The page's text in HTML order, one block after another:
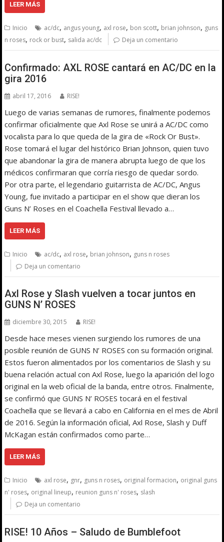
LEER MÁS
Inicio ac/dc, angus young, axl rose, bon scott, brian johnson, guns
n roses, rock or bust, salida ac/dc Deja un comentario
Confirmado: AXL ROSE cantará en AC/DC en la
gira 2016
abril 17, 2016 RISE!
Luego de varias semanas de rumores, finalmente podemos
confirmar oficialmente que Axl Rose se unirá a AC/DC como
vocalista para lo que queda de la gira de «Rock Or Bust».
Rose tomará el lugar del histórico Brian Johnson, quien tuvo
que abandonar la gira de manera abrupta luego de que los
médicos confirmaran que corría riesgo de quedar sordo.
Por otra parte, el legendario guitarrista de AC/DC, Angus
Young, fue invitado a participar en el show que dieran los
Guns N’ Roses en el Coachella Festival llevado a…
LEER MÁS
Inicio ac/dc, axl rose, brian johnson, guns n roses
Deja un comentario
Axl Rose y Slash vuelven a tocar juntos en
GUNS N’ ROSES
diciembre 30, 2015 RISE!
Desde hace meses vienen surgiendo los rumores de una
posible reunión de GUNS N’ ROSES con su formación original.
Estos fueron alimentados por los comentarios de Slash y su
buena relación actual con Axl Rose, luego la aparición del logo
original en la web oficial de la banda, entre otros. Finalmente,
se confirmó que GUNS N’ ROSES tocará en el festival
Coachella que se llevará a cabo en California en el mes de Abril
de 2016. Según la información oficial, Axl Rose, Slash y Duff
McKagan están confirmados como parte…
LEER MÁS
Inicio axl rose, gnr, guns n roses, original formacion, original guns
n' roses, original lineup, reunion guns n' roses, slash
Deja un comentario
RISE! 10 Años – Saludo de Bumblefoot